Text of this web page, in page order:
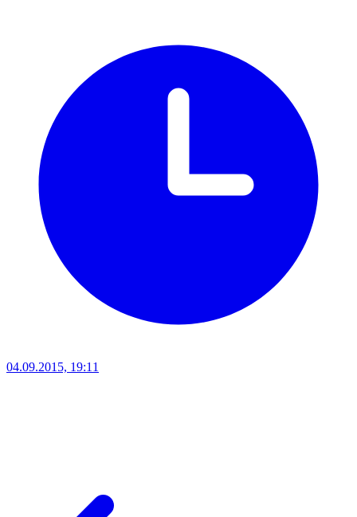
04.09.2015, 19:11